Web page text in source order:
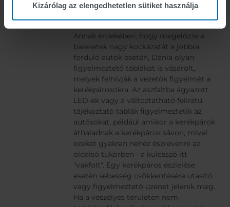
Kizárólag az elengedhetetlen sütiket használja
Annak érdekében, hogy megelőzze a
balesetek nagy kockázatát a jobbra
forduló autók esetén, Dánia olyan
figyelmeztető táblákat is vásárolt,
melyek felhívják a vezetők figyelmét a
kerékpárosokra. Az aszfaltba ágyazott
LED-ek vagy a változtatható feliratú
tájékoztató táblák figyelmeztetik az
autósokat, például amikor a kerékpárok
áthaladnak a kerékpáros sávon, mivel
ezeket gyakran nehéz észrevenni az
oldalsó tükörben - a kulcsszó itt
"vakfolt". Egy kerékpáros észlelése
esetén sebesség csökkentésére utasító
vagy figyelmeztető üzenet jelenik meg.
Ha a veszélyes területen nem